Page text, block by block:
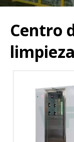
Centro